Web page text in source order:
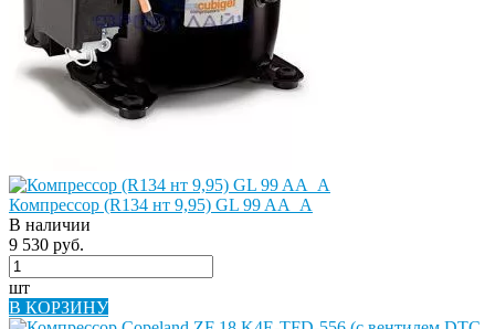
Компрессор (R134 нт 9,95) GL 99 AA_A
В наличии
9 530 руб.
шт
В КОРЗИНУ